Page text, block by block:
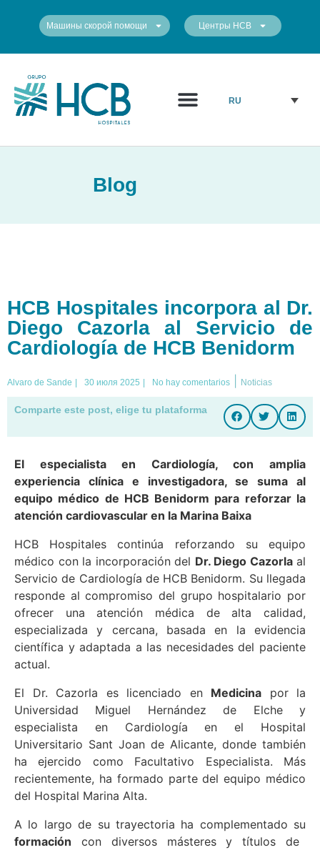
Машины скорой помощи Центры HCB
RU
Blog
HCB Hospitales incorpora al Dr.
Diego Cazorla al Servicio de
Cardiología de HCB Benidorm
Alvaro de Sande | 30 июля 2025 | No hay comentarios Noticias
Comparte este post, elige tu plataforma
El especialista en Cardiología, con amplia
experiencia clínica e investigadora, se suma al
equipo médico de HCB Benidorm para reforzar la
atención cardiovascular en la Marina Baixa
HCB Hospitales continúa reforzando su equipo
médico con la incorporación del Dr. Diego Cazorlaal
Servicio de Cardiología de HCB Benidorm. Su llegada
responde al compromiso del grupo hospitalario por
ofrecer una atención médica de alta calidad,
especializada y cercana, basada en la evidencia
científica y adaptada a las necesidades del paciente
actual.
El Dr. Cazorla es licenciado en Medicina por la
Universidad Miguel Hernández de Elche y
especialista en Cardiología en el Hospital
Universitario Sant Joan de Alicante, donde también
ha ejercido como Facultativo Especialista. Más
recientemente, ha formado parte del equipo médico
del Hospital Marina Alta.
A lo largo de su trayectoria ha complementado su
formación con diversos másteres y títulos de